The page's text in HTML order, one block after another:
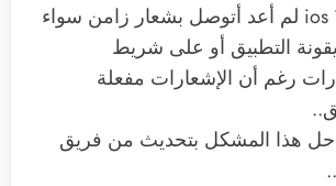
بعد ios 13 لم أعد أتوصل بشعار زامن سواء
التطبيق أو على شريط
رغم أن الإشعارات مفعلة
حل هذا المشكل بتحديث من فريق